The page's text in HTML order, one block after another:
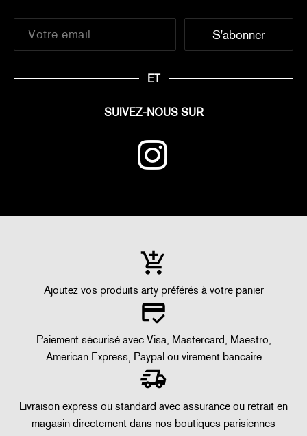
ET
SUIVEZ-NOUS SUR
Ajoutez vos produits arty préférés à votre panier
Paiement sécurisé avec Visa, Mastercard, Maestro,
American Express, Paypal ou virement bancaire
Livraison express ou standard avec assurance ou retrait en
magasin directement dans nos boutiques parisiennes